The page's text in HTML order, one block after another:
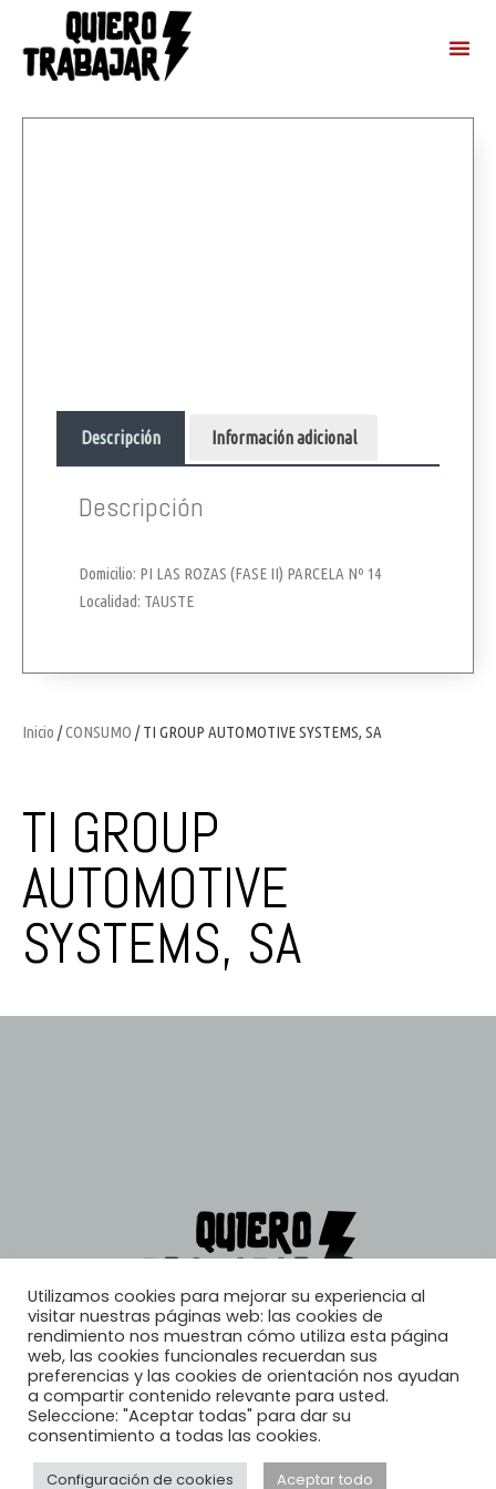
Inicio /CONSUMO / TI GROUP AUTOMOTIVE SYSTEMS, SA
TI GROUP
AUTOMOTIVE
SYSTEMS, SA
Descripción Información adicional
Descripción
Domicilio: PI LAS ROZAS (FASE II) PARCELA Nº 14
Localidad: TAUSTE
© 2026, Quiero Trabajar
Utilizamos cookies para mejorar su experiencia al
visitar nuestras páginas web: las cookies de
rendimiento nos muestran cómo utiliza esta página
web, las cookies funcionales recuerdan sus
preferencias y las cookies de orientación nos ayudan
a compartir contenido relevante para usted.
Seleccione: "Aceptar todas" para dar su
consentimiento a todas las cookies.
Configuración de cookies Aceptar todo